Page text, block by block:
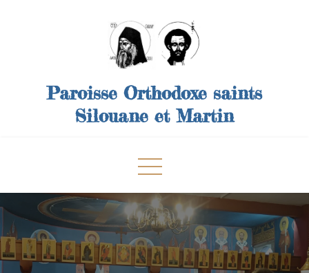
Paroisse Orthodoxe saints
Silouane et Martin